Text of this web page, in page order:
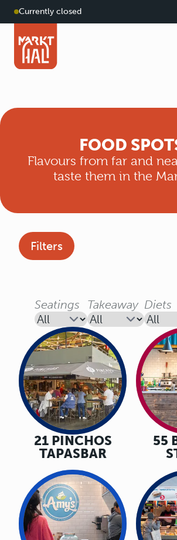
Currently closed
FOOD
Flavours from far and
taste them in the
Filters
Seatings Takeaway Diets
21 PINCHOS
TAPASBAR
55